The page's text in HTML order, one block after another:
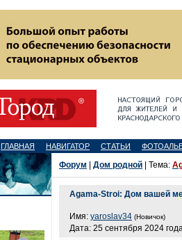
ГЛАВНАЯ НАВИГАТОР СТАТЬИ
Форум Дом родной | Тема:
Agama-Stroi: Дом вашей
Имя: yaroslav34 (Новичок)
Дата: 25 сентября 2024